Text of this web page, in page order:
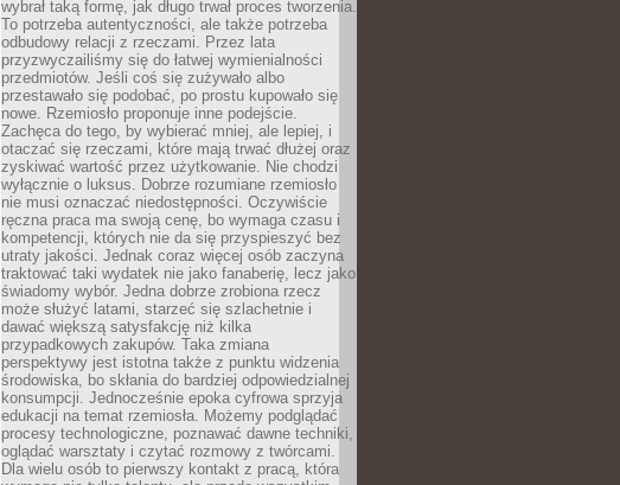
wybrał taką formę, jak długo trwał proces tworzenia.
To potrzeba autentyczności, ale także potrzeba
odbudowy relacji z rzeczami. Przez lata
przyzwyczailiśmy się do łatwej wymienialności
przedmiotów. Jeśli coś się zużywało albo
przestawało się podobać, po prostu kupowało się
nowe. Rzemiosło proponuje inne podejście.
Zachęca do tego, by wybierać mniej, ale lepiej, i
otaczać się rzeczami, które mają trwać dłużej oraz
zyskiwać wartość przez użytkowanie. Nie chodzi
wyłącznie o luksus. Dobrze rozumiane rzemiosło
nie musi oznaczać niedostępności. Oczywiście
ręczna praca ma swoją cenę, bo wymaga czasu i
kompetencji, których nie da się przyspieszyć bez
utraty jakości. Jednak coraz więcej osób zaczyna
traktować taki wydatek nie jako fanaberię, lecz jako
świadomy wybór. Jedna dobrze zrobiona rzecz
może służyć latami, starzeć się szlachetnie i
dawać większą satysfakcję niż kilka
przypadkowych zakupów. Taka zmiana
perspektywy jest istotna także z punktu widzenia
środowiska, bo skłania do bardziej odpowiedzialnej
konsumpcji. Jednocześnie epoka cyfrowa sprzyja
edukacji na temat rzemiosła. Możemy podglądać
procesy technologiczne, poznawać dawne techniki,
oglądać warsztaty i czytać rozmowy z twórcami.
Dla wielu osób to pierwszy kontakt z pracą, która